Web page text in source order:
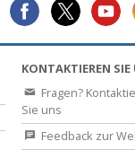
KONTAKTIEREN SIE
Fragen?
Sie uns
Feedback zur